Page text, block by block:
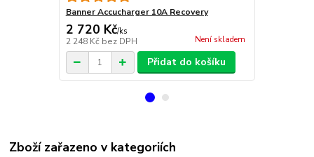
Banner Accucharger 10A Recovery
2 720 Kč/ks
2 248 Kč bez DPH Není skladem
Přidat do košíku
Zboží zařazeno v kategoriích